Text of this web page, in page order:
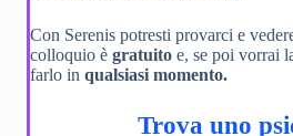
Con Serenis potresti provarci e
colloquio è gratuito e, se poi vorrai
farlo in qualsiasi momento.
Trova uno